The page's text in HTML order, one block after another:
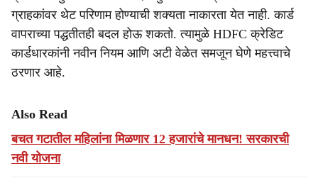
ग्राहकांवर थेट परिणाम होण्याची शक्यता नाकारता येत नाही. कार्ड
वापराच्या पद्धतीतही बदल होऊ शकतो. त्यामुळे HDFC क्रेडिट
कार्डधारकांनी नवीन नियम आणि अटी वेळेत समजून घेणे महत्त्वाचे
ठरणार आहे.
Also Read
बचत गटातील महिलांना मिळणार 12 हजारांचे मानधन! सरकारची
नवी योजना